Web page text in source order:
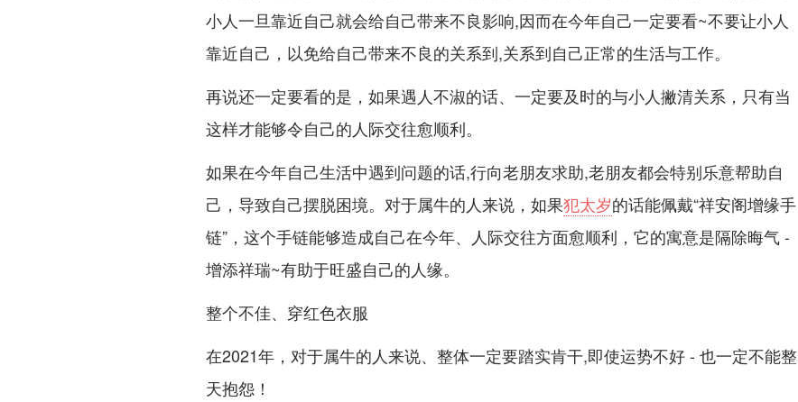
小人一旦靠近自己就会给自己带来不良影响,因而在今年自己一定要看~不要让小人
靠近自己，以免给自己带来不良的关系到,关系到自己正常的生活与工作。
再说还一定要看的是，如果遇人不淑的话、一定要及时的与小人撇清关系，只有当
这样才能够令自己的人际交往愈顺利。
如果在今年自己生活中遇到问题的话,行向老朋友求助,老朋友都会特别乐意帮助自
己，导致自己摆脱困境。对于属牛的人来说，如果犯太岁的话能佩戴“祥安阁增缘手
链”，这个手链能够造成自己在今年、人际交往方面愈顺利，它的寓意是隔除晦气 -
增添祥瑞~有助于旺盛自己的人缘。
整个不佳、穿红色衣服
在2021年，对于属牛的人来说、整体一定要踏实肯干,即使运势不好 - 也一定不能整
天抱怨！